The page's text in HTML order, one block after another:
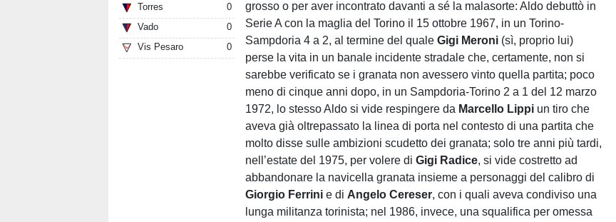
Torres
0
Vado
0
Vis Pesaro
0
grosso o per aver incontrato davanti a sé la malasorte: Aldo debuttò in
Serie A con la maglia del Torino il 15 ottobre 1967, in un Torino-
Sampdoria 4 a 2, al termine del qualeGigi Meroni (sì, proprio lui)
perse la vita in un banale incidente stradale che, certamente, non si
sarebbe verificato se i granata non avessero vinto quella partita; poco
meno di cinque anni dopo, in un Sampdoria-Torino 2 a 1 del 12 marzo
1972, lo stesso Aldo si vide respingere da Marcello Lippi un tiro che
aveva già oltrepassato la linea di porta nel contesto di una partita che
molto disse sulle ambizioni scudetto dei granata; solo tre anni più tardi,
nell’estate del 1975, per volere diGigi Radice, si vide costretto ad
abbandonare la navicella granata insieme a personaggi del calibro di
Giorgio Ferrinie di Angelo Cereser, con i quali aveva condiviso una
lunga militanza torinista; nel 1986, invece, una squalifica per omessa